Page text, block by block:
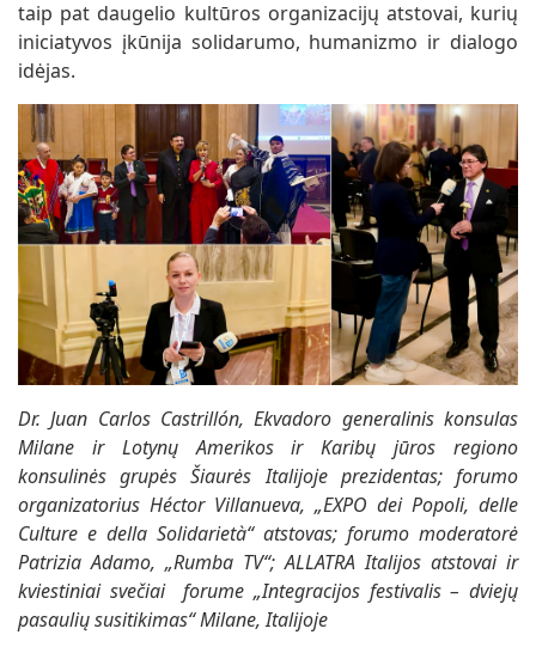
taip pat daugelio kultūros organizacijų atstovai, kurių
iniciatyvos įkūnija solidarumo, humanizmo ir dialogo
idėjas.
Dr. Juan Carlos Castrillón, Ekvadoro generalinis konsulas
Milane ir Lotynų Amerikos ir Karibų jūros regiono
konsulinės grupės Šiaurės Italijoje prezidentas; forumo
organizatorius Héctor Villanueva, „EXPO dei Popoli, delle
Culture e della Solidarietà“ atstovas; forumo moderatorė
Patrizia Adamo, „Rumba TV“; ALLATRA Italijos atstovai ir
kviestiniai svečiai forume „Integracijos festivalis – dviejų
pasaulių susitikimas“ Milane, Italijoje